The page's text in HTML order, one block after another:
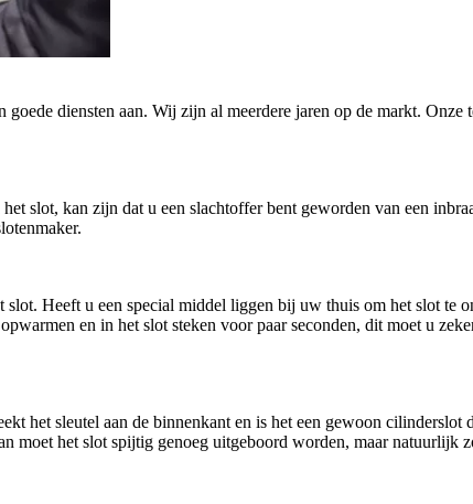
diensten aan. Wij zijn al meerdere jaren op de markt.
slot, kan zijn dat u een slachtoffer bent geworden van een
Heeft u een special middel liggen bij uw thuis om het slot te
en in het slot steken voor paar seconden, dit moet u
het sleutel aan de binnenkant en is het een gewoon
moet het slot spijtig genoeg uitgeboord worden, maar natuurlijk